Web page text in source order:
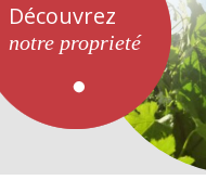
Découvrez
notre proprieté